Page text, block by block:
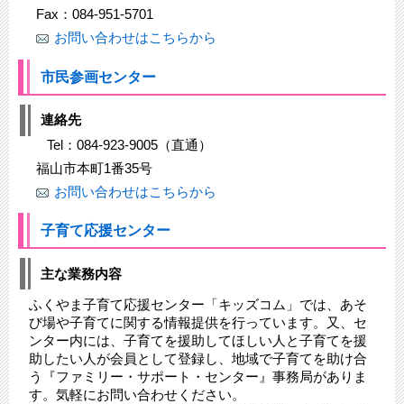
Fax：084-951-5701
お問い合わせはこちらから
市民参画センター
連絡先
Tel：084-923-9005（直通）
福山市本町1番35号
お問い合わせはこちらから
子育て応援センター
主な業務内容
ふくやま子育て応援センター「キッズコム」では、あそ
び場や子育てに関する情報提供を行っています。又、セ
ンター内には、子育てを援助してほしい人と子育てを援
助したい人が会員として登録し、地域で子育てを助け合
う『ファミリー・サポート・センター』事務局がありま
す。気軽にお問い合わせください。